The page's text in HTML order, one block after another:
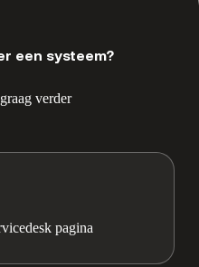
een systeem?
verder
pagina